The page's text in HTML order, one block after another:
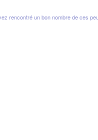
rencontré un bon nombre de ces